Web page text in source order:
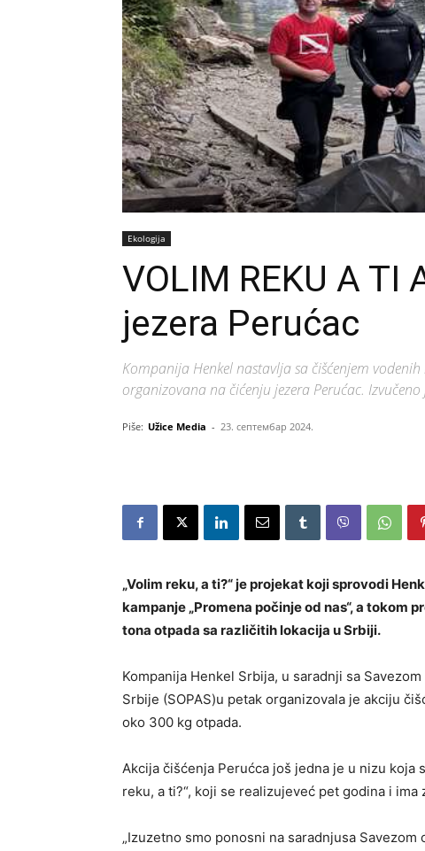
Ekologija
VOLIM REKU A TI
jezera Perućac
Kompanija Henkel nastavlja sa čišćenjem
organizovana na čićenju jezera Perućac.
Piše: Užice Media - 23. септембар 2024.
„Volim reku, a ti?“ je projekat koji sprovodi
kampanje „Promena počinje od nas“, a tokom
tona otpada sa različitih lokacija u Srbiji.
Kompanija Henkel Srbija, u saradnji sa
Srbije (SOPAS)u petak organizovala je akciju
oko 300 kg otpada.
Akcija čišćenja Perućca još jedna je u nizu koja
reku, a ti?“, koji se realizujeveć pet godina i
„Izuzetno smo ponosni na saradnjusa